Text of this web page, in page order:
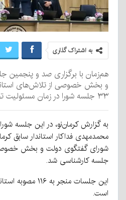
به اشتراک گذاری
هم‌زمان با برگزاری صد و پنجمین
و بخش خصوصی از تلاش‌های
۳۳ جلسه شورا در زمان مسئولیت تجلیل شد.
به گزارش کرمان‌نو، در این جلسه
جلسه کارشناسی شد.
است.